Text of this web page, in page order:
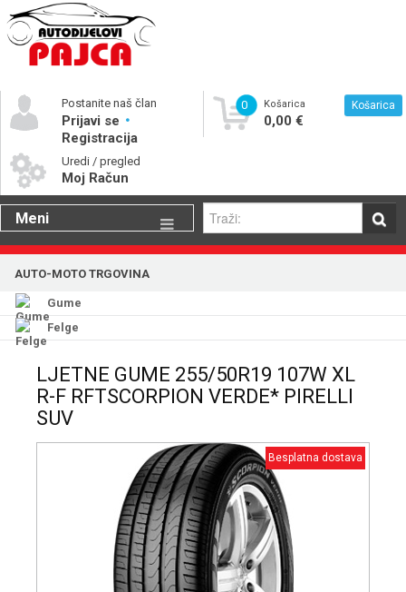
Postanite naš član
Prijavi se
Registracija
Uredi / pregled
Moj Račun
0 Košarica
0,00 €
Košarica
Meni
Gume
Katalog rezervnih dijelova
AUTO-MOTO TRGOVINA
Gume
Felge
LJETNE GUME 255/50R19 107W XL
R-F RFTSCORPION VERDE* PIRELLI
SUV
Besplatna dostava